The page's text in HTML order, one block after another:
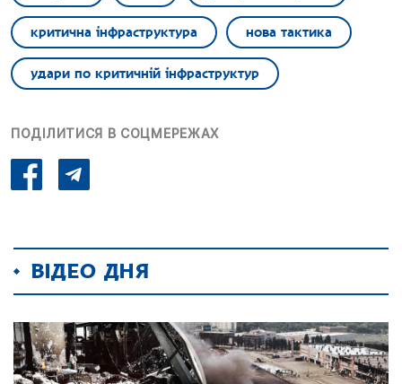
критична інфраструктура нова тактика
удари по критичній інфраструктур
ПОДІЛИТИСЯ В СОЦМЕРЕЖАХ
ВІДЕО ДНЯ